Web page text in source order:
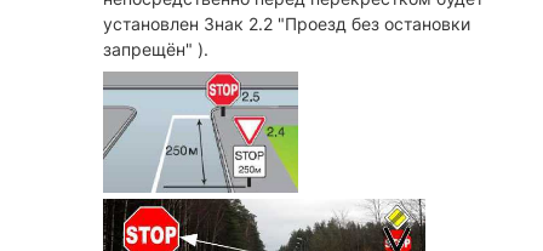
установлен Знак 2.2 "Проезд без остановки
запрещён" ).